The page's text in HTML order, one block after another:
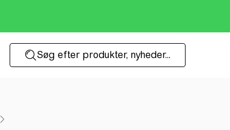
Søg efter produkter, nyheder...